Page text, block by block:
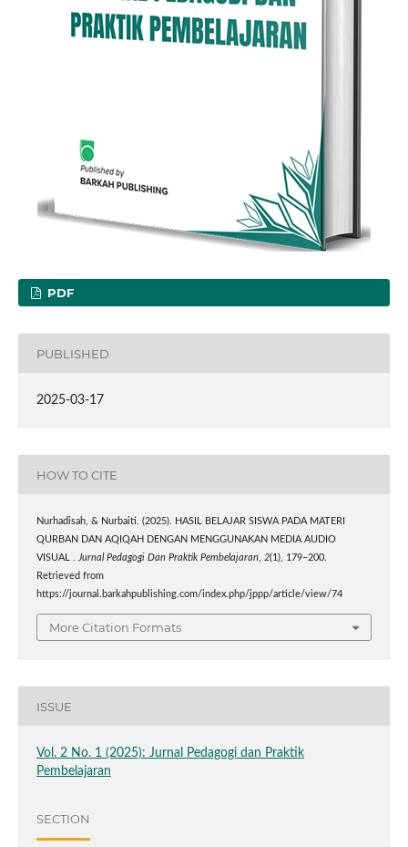
PDF
PUBLISHED
2025-03-17
HOW TO CITE
Nurhadisah, & Nurbaiti. (2025). HASIL BELAJAR SISWA PADA MATERI
QURBAN DAN AQIQAH DENGAN MENGGUNAKAN MEDIA AUDIO
VISUAL . Jurnal Pedagogi Dan Praktik Pembelajaran, 2(1), 179–200.
Retrieved from
https://journal.barkahpublishing.com/index.php/jppp/article/view/74
More Citation Formats
ISSUE
Vol. 2 No. 1 (2025): Jurnal Pedagogi dan Praktik
Pembelajaran
SECTION